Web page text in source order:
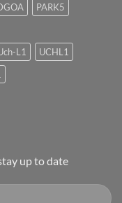
PARK5
L1
UCHL1
up to date